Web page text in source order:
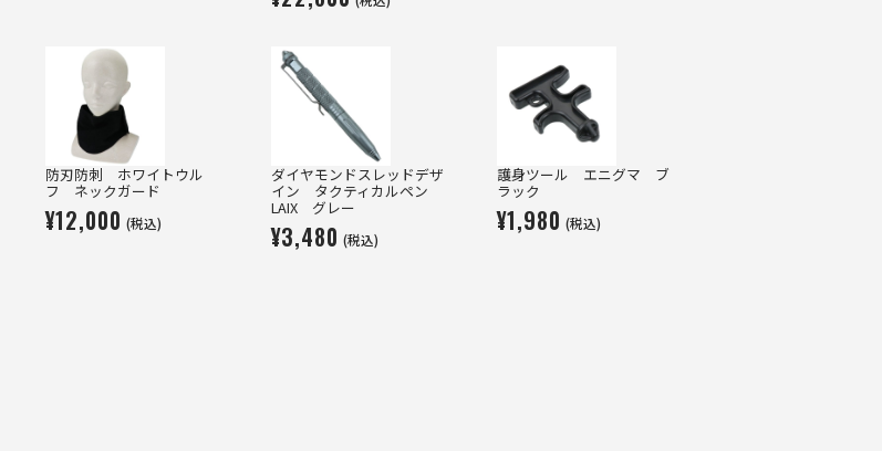
防刃防刺 ホワイトウル
フ ネックガード
¥12,000 (税込)
ダイヤモンドスレッドデザ
イン タクティカルペン
LAIX グレー
¥3,480 (税込)
護身ツール エニグマ ブ
ラック
¥1,980 (税込)